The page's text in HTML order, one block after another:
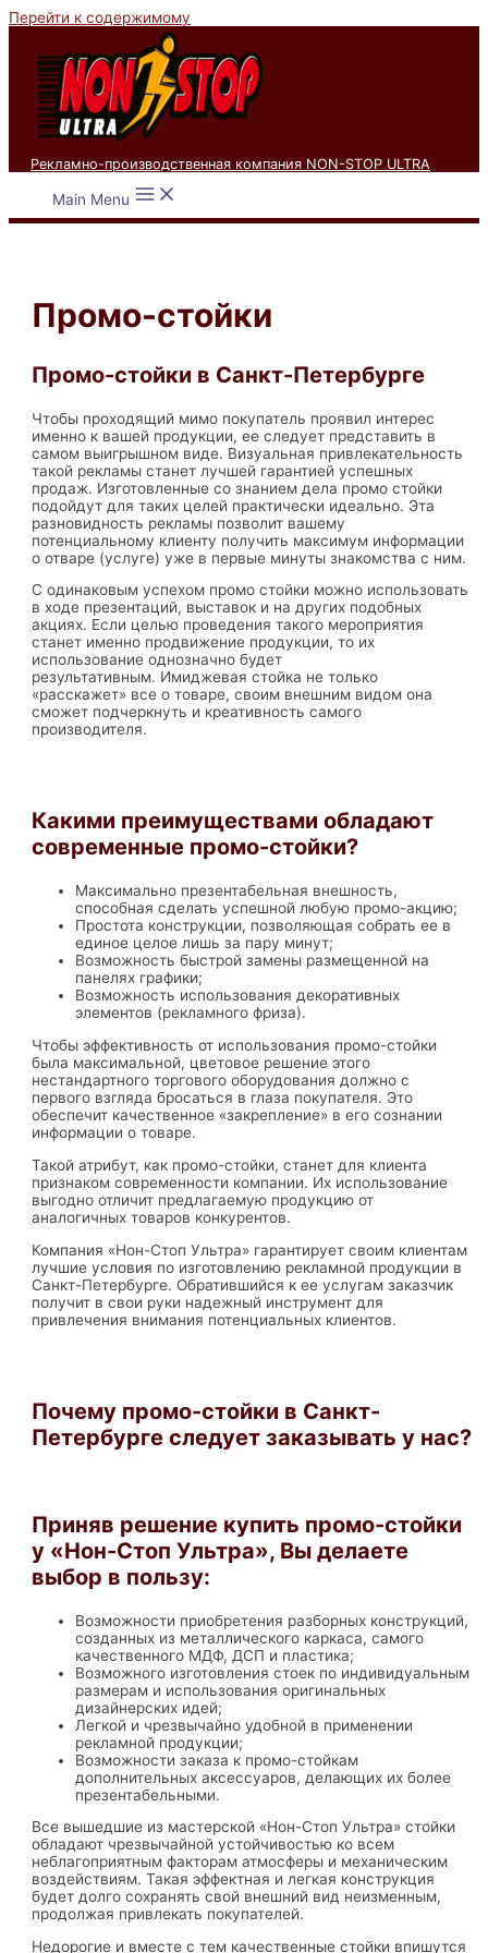
Перейти к содержимому
Рекламно-производственная компания NON-STOP ULTRA
Main Menu
Промо-стойки
Промо-стойки в Санкт-Петербурге
Чтобы проходящий мимо покупатель проявил интерес
именно к вашей продукции, ее следует представить в
самом выигрышном виде. Визуальная привлекательность
такой рекламы станет лучшей гарантией успешных
продаж. Изготовленные со знанием дела промо стойки
подойдут для таких целей практически идеально. Эта
разновидность рекламы позволит вашему
потенциальному клиенту получить максимум информации
о отваре (услуге) уже в первые минуты знакомства с ним.
С одинаковым успехом промо стойки можно использовать
в ходе презентаций, выставок и на других подобных
акциях. Если целью проведения такого мероприятия
станет именно продвижение продукции, то их
использование однозначно будет
результативным. Имиджевая стойка не только
«расскажет» все о товаре, своим внешним видом она
сможет подчеркнуть и креативность самого
производителя.
Какими преимуществами обладают
современные промо-стойки?
Максимально презентабельная внешность,
способная сделать успешной любую промо-акцию;
Простота конструкции, позволяющая собрать ее в
единое целое лишь за пару минут;
Возможность быстрой замены размещенной на
панелях графики;
Возможность использования декоративных
элементов (рекламного фриза).
Чтобы эффективность от использования промо-стойки
была максимальной, цветовое решение этого
нестандартного торгового оборудования должно с
первого взгляда бросаться в глаза покупателя. Это
обеспечит качественное «закрепление» в его сознании
информации о товаре.
Такой атрибут, как промо-стойки, станет для клиента
признаком современности компании. Их использование
выгодно отличит предлагаемую продукцию от
аналогичных товаров конкурентов.
Компания «Нон-Стоп Ультра» гарантирует своим клиентам
лучшие условия по изготовлению рекламной продукции в
Санкт-Петербурге. Обратившийся к ее услугам заказчик
получит в свои руки надежный инструмент для
привлечения внимания потенциальных клиентов.
Почему промо-стойки в Санкт-
Петербурге следует заказывать у нас?
Приняв решение купить промо-стойки
у «Нон-Стоп Ультра», Вы делаете
выбор в пользу:
Возможности приобретения разборных конструкций,
созданных из металлического каркаса, самого
качественного МДФ, ДСП и пластика;
Возможного изготовления стоек по индивидуальным
размерам и использования оригинальных
дизайнерских идей;
Легкой и чрезвычайно удобной в применении
рекламной продукции;
Возможности заказа к промо-стойкам
дополнительных аксессуаров, делающих их более
презентабельными.
Все вышедшие из мастерской «Нон-Стоп Ультра» стойки
обладают чрезвычайной устойчивостью ко всем
неблагоприятным факторам атмосферы и механическим
воздействиям. Такая эффектная и легкая конструкция
будет долго сохранять свой внешний вид неизменным,
продолжая привлекать покупателей.
Недорогие и вместе с тем качественные стойки впишутся